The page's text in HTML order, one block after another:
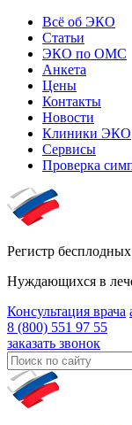
Всё об ЭКО
Статьи
ЭКО по ОМС
Анкета
Цены
Контакты
Новости
Клиники ЭКО
Сервисы
Проверка
Регистр
Нуждающихся в
Консультация врача
8 (800) 551 97 55
заказать звонок